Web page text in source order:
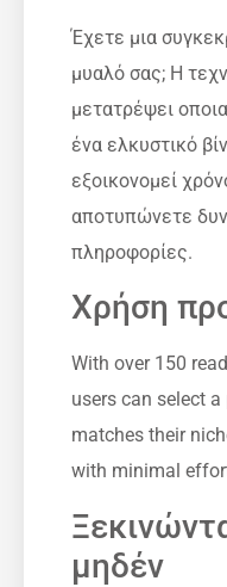
Έχετε μια
μυαλό σας; Η
μετατρέψει
ένα ελκυστικό
εξοικονομεί
αποτυπώνετε
πληροφορίες.
Χρήση
With over 150
users can select
matches their
with minimal
μηδέν